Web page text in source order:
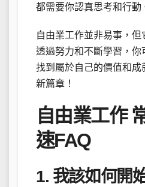
都需要你認真思考和行動
自由業工作並非易事，但
透過努力和不斷學習，你
找到屬於自己的價值和成
新篇章！
自由業工作
速FAQ
1. 我該如何開